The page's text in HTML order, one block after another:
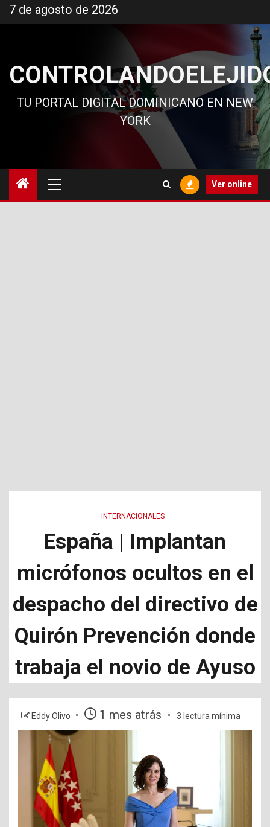
al
7 de agosto de 2026
TU PORTAL DIGITAL DOMINICANO EN NEW
YORK
principal
Ver online
INTERNACIONALES
España | Implantan
micrófonos ocultos en el
despacho del directivo de
Quirón Prevención donde
trabaja el novio de Ayuso
Eddy Olivo 1 mes atrás 3 lectura mínima